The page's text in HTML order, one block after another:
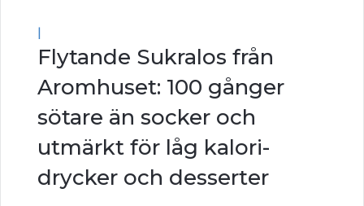
|
Flytande Sukralos från
Aromhuset: 100 gånger
sötare än socker och
utmärkt för låg kalori-
drycker och desserter